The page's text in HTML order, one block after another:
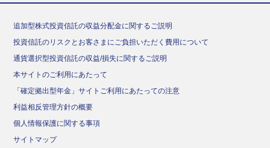
追加型株式投資信託の収益分配金に関するご説明
投資信託のリスクとお客さまにご負担いただく費用について
通貨選択型投資信託の収益/損失に関するご説明
本サイトのご利用にあたって
「確定拠出型年金」サイトご利用にあたっての注意
利益相反管理方針の概要
個人情報保護に関する事項
サイトマップ